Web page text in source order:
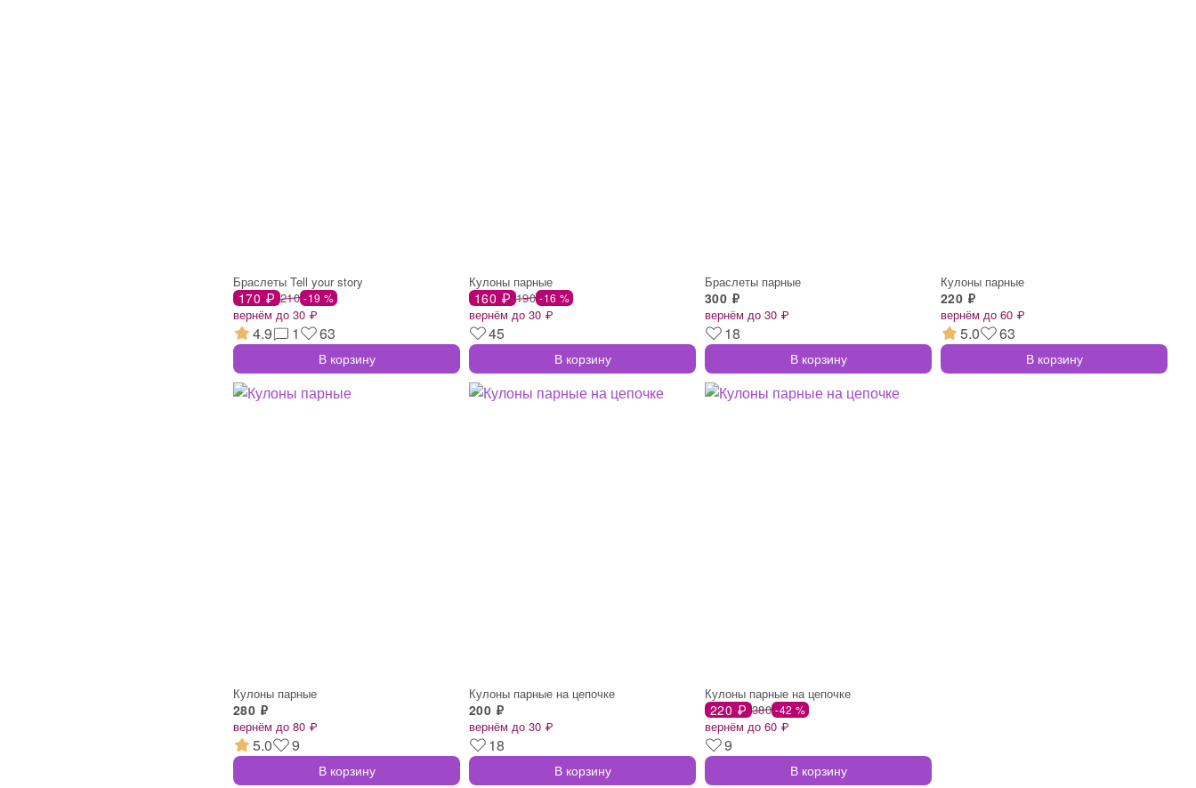
Браслеты Tell your story
170 ₽ 210 -19 %
вернём до 30 ₽
4.9 1 63
В корзину
Кулоны парные
160 ₽ 190 -16 %
вернём до 30 ₽
45
В корзину
Браслеты парные
300 ₽
вернём до 30 ₽
18
В корзину
Кулоны парные
220 ₽
вернём до 60 ₽
5.0 63
В корзину
Кулоны парные
280 ₽
вернём до 80 ₽
5.0 9
В корзину
Кулоны парные на цепочке
200 ₽
вернём до 30 ₽
18
В корзину
Кулоны парные на цепочке
220 ₽ 380 -42 %
вернём до 60 ₽
9
В корзину